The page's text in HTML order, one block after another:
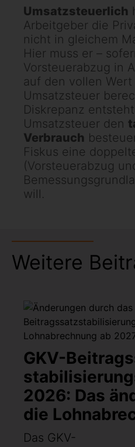
Umsatzsteuerlich
Arbeitgeber die
nicht in gleichem
Hier muss er –
Vorsteuerabzug in
auf den vollen
Umsatzsteuer
Diskrepanz
Umsatzsteuer den
Verbrauch
Fiskus eine
(Vorsteuerabzug
will.
Weitere
GKV-
2026: Das
die
Das GKV-